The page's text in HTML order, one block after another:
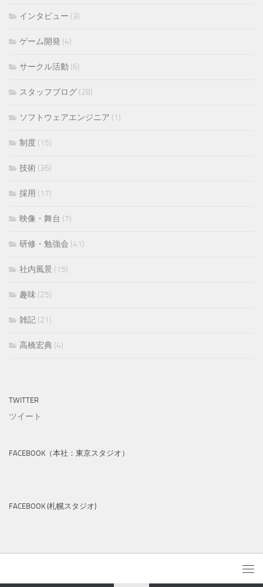
インタビュー (3)
ゲーム開発 (4)
サークル活動 (6)
スタッフブログ (28)
ソフトウェアエンジニア (1)
制度 (15)
技術 (36)
採用 (17)
映像・舞台 (7)
研修・勉強会 (41)
社内風景 (15)
趣味 (25)
雑記 (21)
高橋宏典 (4)
TWITTER
ツイート
FACEBOOK（本社：東京スタジオ）
FACEBOOK (札幌スタジオ)